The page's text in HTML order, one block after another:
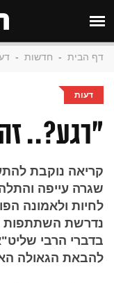
דף הבית - חדשות -
דעות
"רגע?..
קריאה נוקבת
שגרה עייפה
לחיות ולאמונה
נדרשת השתתפות
בדברי הרבי
להבאת הגאולה